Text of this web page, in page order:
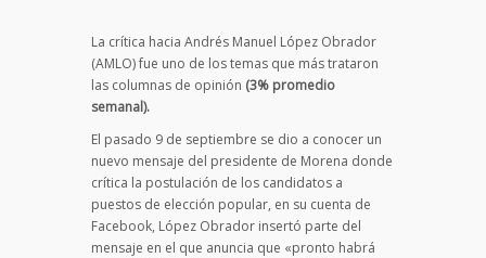
La crítica hacia Andrés Manuel López Obrador
(AMLO) fue uno de los temas que más trataron
las columnas de opinión (3% promedio
semanal).
El pasado 9 de septiembre se dio a conocer un
nuevo mensaje del presidente de Morena donde
crítica la postulación de los candidatos a
puestos de elección popular, en su cuenta de
Facebook, López Obrador insertó parte del
mensaje en el que anuncia que «pronto habrá